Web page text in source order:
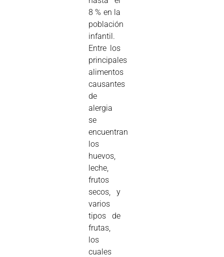
8 % en la
población
infantil.
Entre los
principales
alimentos
causantes
de
alergia
se
encuentran
los
huevos,
leche,
frutos
secos, y
varios
tipos de
frutas,
los
cuales